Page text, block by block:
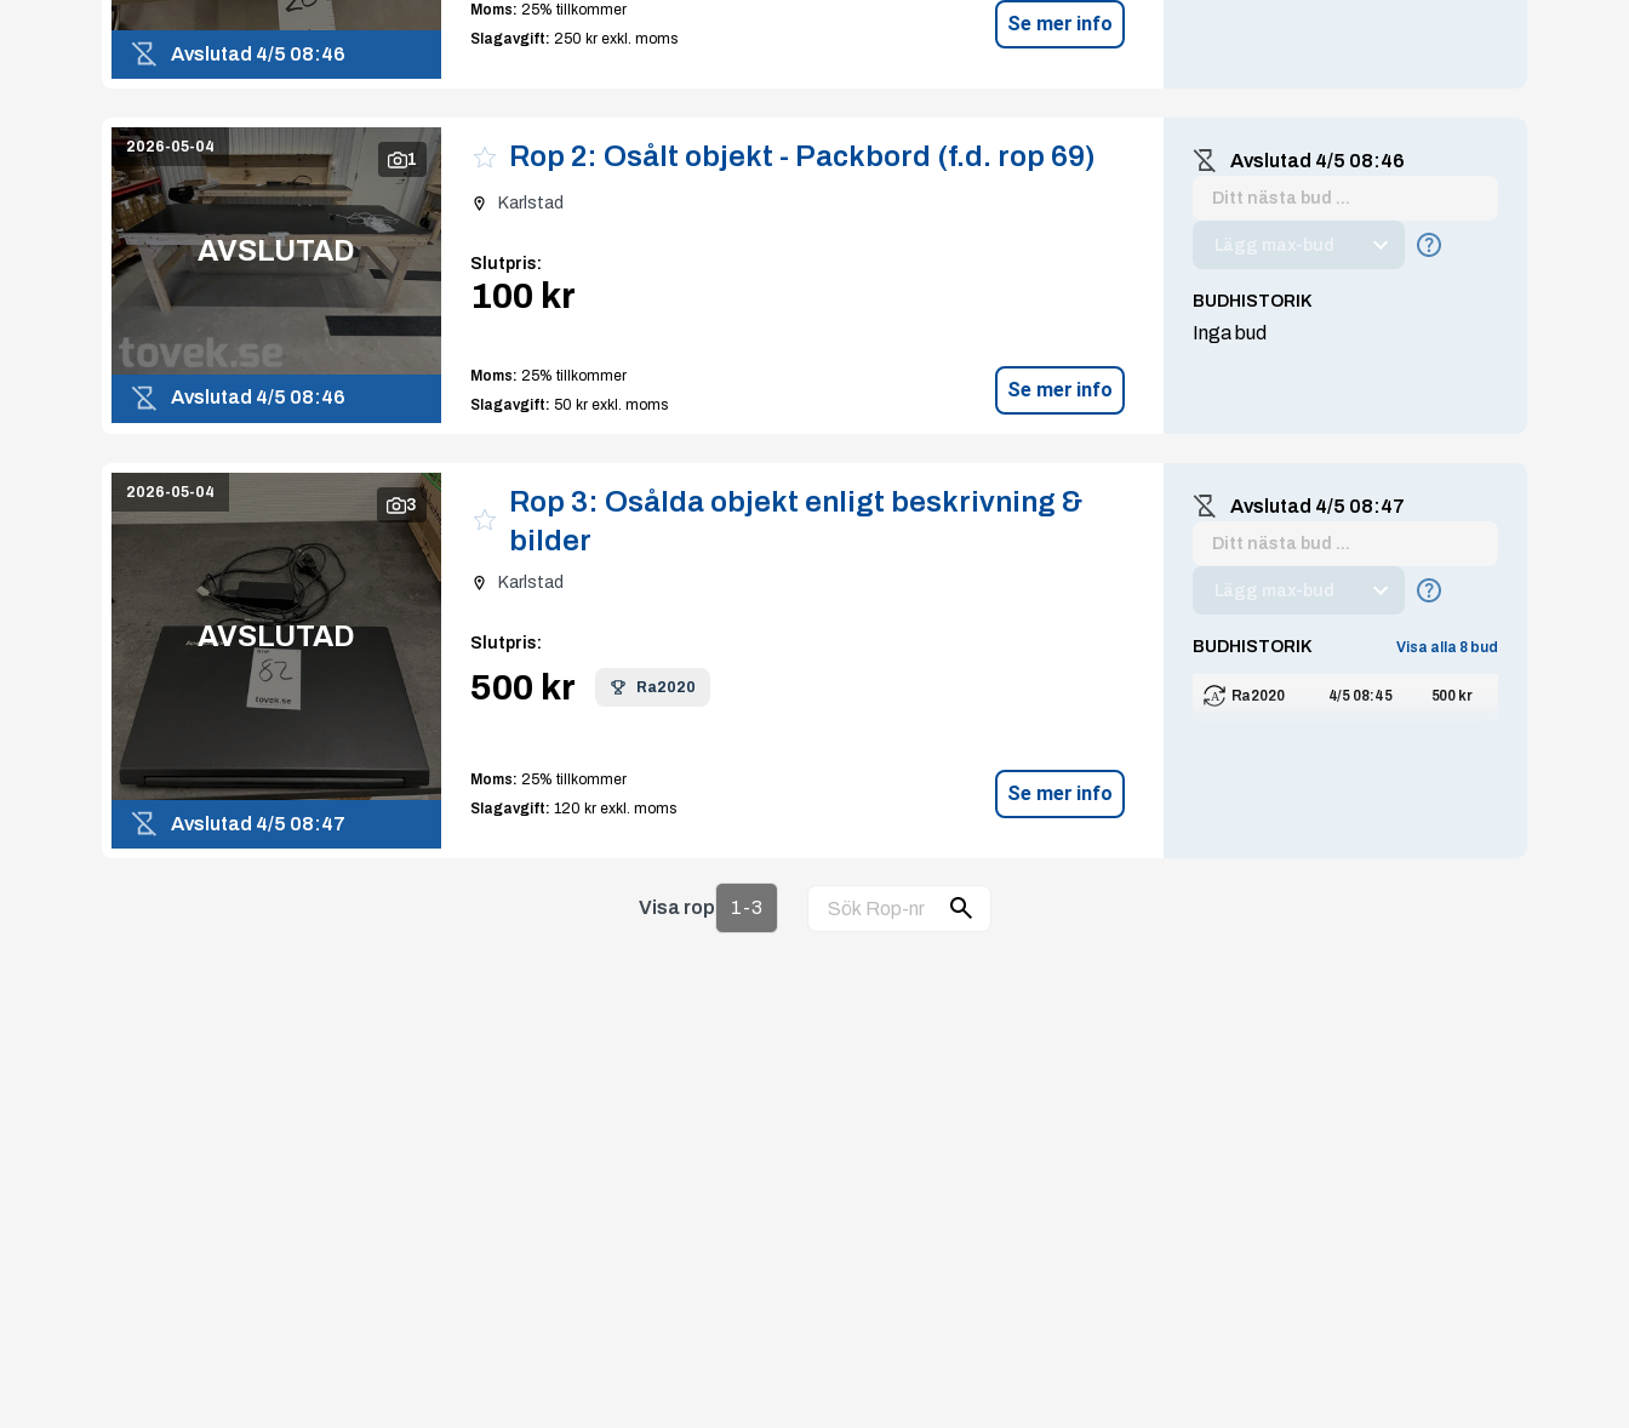
Avslutad 4/5 08:46
Moms: 25% tillkommer
Slagavgift: 250 krexkl. moms
Se mer info
2026-05-04
1
AVSLUTAD
Avslutad 4/5 08:46
Rop 2: Osålt objekt - Packbord (f.d. rop 69)
Karlstad
Slutpris:
100 kr
Moms: 25% tillkommer
Slagavgift: 50 krexkl. moms
Se mer info
Avslutad 4/5 08:46
Lägg max-bud
BUDHISTORIK
Inga bud
2026-05-04
3
AVSLUTAD
Avslutad 4/5 08:47
Rop 3: Osålda objekt enligt beskrivning &
bilder
Karlstad
Slutpris:
500 kr Ra2020
Moms: 25% tillkommer
Slagavgift: 120 krexkl. moms
Se mer info
Avslutad 4/5 08:47
Lägg max-bud
BUDHISTORIK Visa alla 8 bud
Ra2020 4/5 08:45 500 kr
Visa rop 1-3